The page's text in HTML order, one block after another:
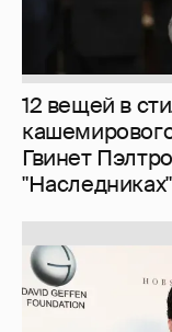
12 вещей в
Гвинет
"Наследниках"